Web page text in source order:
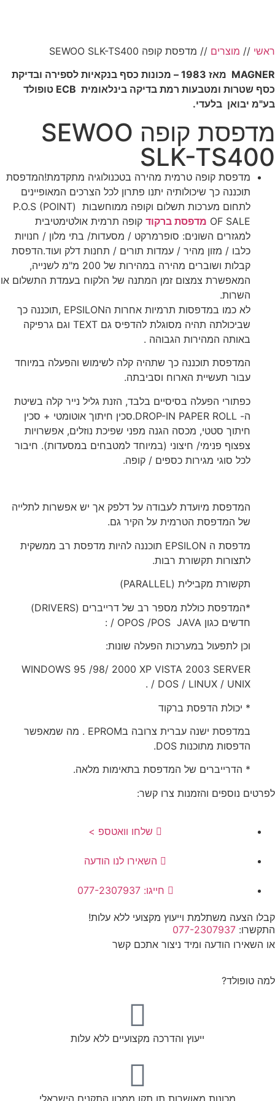
ראשי // מוצרים // מדפסת קופה SEWOO SLK-TS400
MAGNER מאז 1983 – מכונות כסף בנקאיות לספירה ובדיקת
כסף שטרות ומטבעות רמת בדיקה בינלאומית ECB טופולד
בע"מ יבואן בלעדי.
מדפסת קופה SEWOO
SLK-TS400
מדפסת קופה טרמית מהירה בטכנולוגיה מתקדמת!המדפסת
תוכננה כך שיכולותיה יתנו פתרון לכל הצרכים המאופיינים
לתחום מערכות תשלום וקופה ממוחשבות (P.O.S (POINT
OF SALE מדפסת ברקוד קופה תרמית אולטימטיבית
למגזרים השונים: סופרמרקט / מסעדות/ בתי מלון / חנויות
כלבו / מזון מהיר / עמדות תורים / תחנות דלק ועוד.הדפסת
קבלות ושוברים מהירה במהירות של 200 מ"מ לשנייה,
המאפשרת צמצום זמן המתנה של הלקוח בעמדת התשלום או
השרות.
לא כמו במדפסות תרמיות אחרות הEPSILON ,תוכננה כך
שביכולתה תהיה מסוגלת להדפיס גם TEXT וגם גרפיקה
באותה המהירות הגבוהה .
המדפסת תוכננה כך שתהיה קלה לשימוש והפעלה במיוחד
עבור תעשיית הארוח וסביבתה.
כפתורי הפעלה בסיסיים בלבד, הזנת גליל נייר קלה בשיטת
ה- DROP-IN PAPER ROLL.סכין חיתוך אוטומטי + סכין
חיתוך סטטי, מכסה הגנה מפני שפיכת נוזלים, אפשרויות
צפצוף פנימי/ חיצוני (במיוחד למטבחים במסעדות). חיבור
לכל סוגי מגירות כספים / קופה.
המדפסת מיועדת לעבודה על דלפק אך יש אפשרות לתלייה
של המדפסת הטרמית על הקיר גם.
מדפסת ה EPSILON תוכננה להיות מדפסת רב ממשקית
לתצורות תקשורת רבות.
תקשורת מקבילית (PARALLEL)
*המדפסת כוללת מספר רב של דרייברים (DRIVERS)
חדשים כגון OPOS /POS JAVA / :
וכן לתפעול במערכות הפעלה שונות:
WINDOWS 95 /98/ 2000 XP VISTA 2003 SERVER
/ DOS / LINUX / UNIX .
* יכולת הדפסת ברקוד
במדפסת ישנה עברית צרובה בEPROM . מה שמאפשר
הדפסות מתוכנות DOS.
* הדרייברים של המדפסת בתאימות מלאה.
לפרטים נוספים והזמנות צרו קשר:
שלחו וואטספ >
השאירו לנו הודעה
חייגו: 077-2307937
קבלו הצעה משתלמת וייעוץ מקצועי ללא עלות!
התקשרו: 077-2307937
או השאירו הודעה ומיד ניצור אתכם קשר
למה טופולד?
ייעוץ והדרכה מקצועיים ללא עלות
מכונות מאושרות תו תקן ממכון התקנים הישראלי